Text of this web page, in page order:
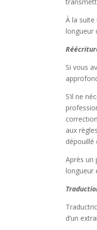
À la
longueur
Si vous
S’il ne
aux
dépouillé
Après un
longueur
d’un